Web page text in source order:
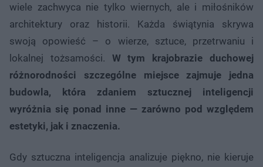
wiele zachwyca nie tylko wiernych, ale i miłośników
architektury oraz historii. Każda świątynia skrywa
swoją opowieść – o wierze, sztuce, przetrwaniu i
lokalnej tożsamości. W tym krajobrazie duchowej
różnorodności szczególne miejsce zajmuje jedna
budowla, która zdaniem sztucznej inteligencji
wyróżnia się ponad inne — zarówno pod względem
estetyki, jak i znaczenia.
Gdy sztuczna inteligencja analizuje piękno, nie kieruje